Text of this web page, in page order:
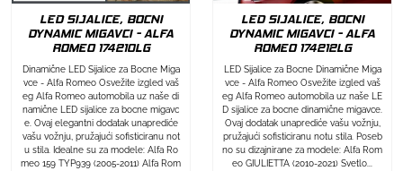
LED SIJALICE, BOCNI
DYNAMIC MIGAVCI - ALFA
ROMEO 174210LG
Dinamične LED Sijalice za Bocne Miga
vce - Alfa Romeo Osvežite izgled vaš
eg Alfa Romeo automobila uz naše di
namične LED sijalice za bocne migavc
e. Ovaj elegantni dodatak unaprediće
vašu vožnju, pružajući sofisticiranu not
u stila. Idealne su za modele: Alfa Ro
meo 159 TYP939 (2005-2011) Alfa Rom
LED SIJALICE, BOCNI
DYNAMIC MIGAVCI - ALFA
ROMEO 174212LG
LED Sijalice za Bocne Dinamične Miga
vce - Alfa Romeo Osvežite izgled vaš
eg Alfa Romeo automobila uz naše LE
D sijalice za bocne dinamične migavce.
Ovaj dodatak unaprediće vašu vožnju,
pružajući sofisticiranu notu stila. Poseb
no su dizajnirane za modele: Alfa Rom
eo GIULIETTA (2010-2021) Svetlo...